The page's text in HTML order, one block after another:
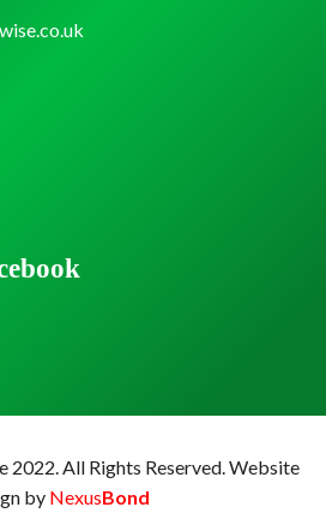
All Rights Reserved.Website
by NexusBond